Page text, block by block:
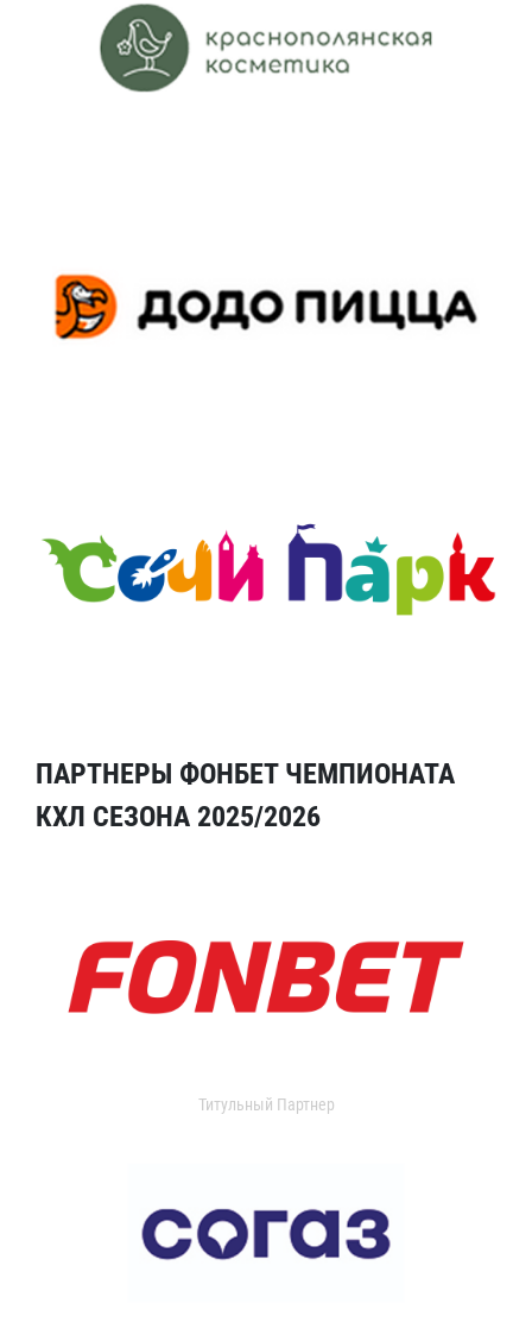
ПАРТНЕРЫ ФОНБЕТ ЧЕМПИОНАТА
КХЛ СЕЗОНА 2025/2026
Титульный Партнер